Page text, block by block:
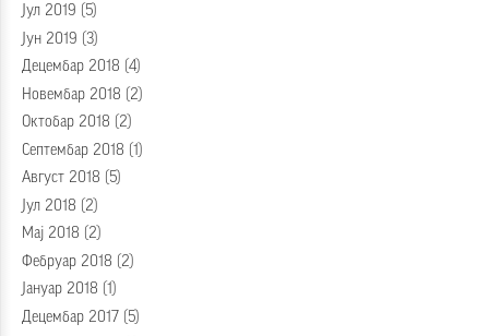
Јул 2019 (5)
Јун 2019 (3)
Децембар 2018 (4)
Новембар 2018 (2)
Октобар 2018 (2)
Септембар 2018 (1)
Август 2018 (5)
Јул 2018 (2)
Мај 2018 (2)
Фебруар 2018 (2)
Јануар 2018 (1)
Децембар 2017 (5)